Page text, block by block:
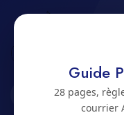
2500 · JURA
Guide
28 pages,
courrier